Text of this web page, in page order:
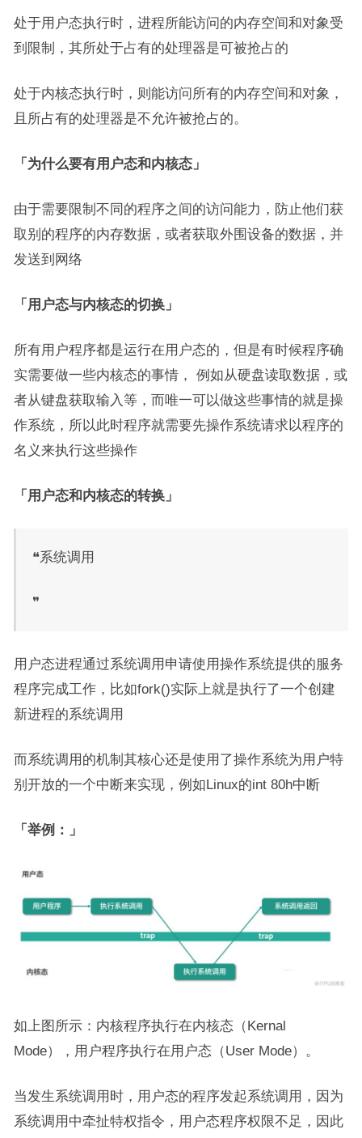
处于用户态执行时，进程所能访问的内存空间和对象受
到限制，其所处于占有的处理器是可被抢占的
处于内核态执行时，则能访问所有的内存空间和对象，
且所占有的处理器是不允许被抢占的。
「为什么要有用户态和内核态」
由于需要限制不同的程序之间的访问能力，防止他们获
取别的程序的内存数据，或者获取外围设备的数据，并
发送到网络
「用户态与内核态的切换」
所有用户程序都是运行在用户态的，但是有时候程序确
实需要做一些内核态的事情， 例如从硬盘读取数据，或
者从键盘获取输入等，而唯一可以做这些事情的就是操
作系统，所以此时程序就需要先操作系统请求以程序的
名义来执行这些操作
「用户态和内核态的转换」
❝系统调用
❞
用户态进程通过系统调用申请使用操作系统提供的服务
程序完成工作，比如fork()实际上就是执行了一个创建
新进程的系统调用
而系统调用的机制其核心还是使用了操作系统为用户特
别开放的一个中断来实现，例如Linux的int 80h中断
「举例：」
如上图所示：内核程序执行在内核态（Kernal
Mode），用户程序执行在用户态（User Mode）。
当发生系统调用时，用户态的程序发起系统调用，因为
系统调用中牵扯特权指令，用户态程序权限不足，因此